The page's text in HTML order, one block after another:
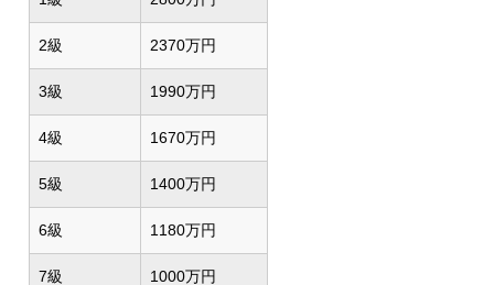
2級 2370万円
3級 1990万円
4級 1670万円
5級 1400万円
6級 1180万円
7級 1000万円